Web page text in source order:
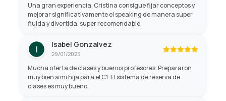
Una gran experiencia, Cristina consigue fijar conceptos y
mejorar significativamente el speaking de manera super
fluida y divertida, super recomendable.
Isabel Gonzalvez
29/01/2025
Mucha oferta de clases y buenos profesores. Prepararon
muy bien a mi hija para el C1. El sistema de reserva de
clases es muy bueno.